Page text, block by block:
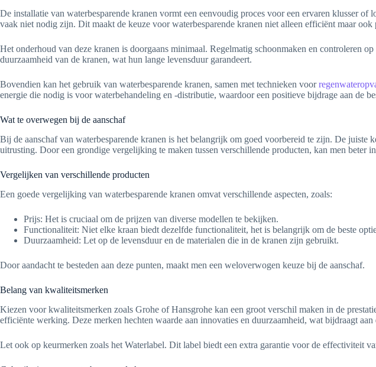
De installatie van waterbesparende kranen vormt een eenvoudig proces voor een ervaren klusser
vaak niet nodig zijn. Dit maakt de keuze voor waterbesparende kranen niet alleen efficiënt maar ook
Het onderhoud van deze kranen is doorgaans minimaal. Regelmatig schoonmaken en controleren
duurzaamheid van de kranen, wat hun lange levensduur garandeert.
Bovendien kan het gebruik van waterbesparende kranen, samen met technieken voor
energie die nodig is voor waterbehandeling en -distributie, waardoor een positieve bijdrage aan de
Wat te overwegen bij de aanschaf
Bij de aanschaf van waterbesparende kranen is het belangrijk om goed voorbereid te zijn. De
uitrusting. Door een grondige vergelijking te maken tussen verschillende producten, kan men beter
Vergelijken van verschillende producten
Een goede vergelijking van waterbesparende kranen omvat verschillende aspecten, zoals:
Prijs: Het is cruciaal om de prijzen van diverse modellen te bekijken.
Functionaliteit: Niet elke kraan biedt dezelfde functionaliteit, het is belangrijk om de beste
Duurzaamheid: Let op de levensduur en de materialen die in de kranen zijn gebruikt.
Door aandacht te besteden aan deze punten, maakt men een weloverwogen keuze bij de aanschaf.
Belang van kwaliteitsmerken
Kiezen voor kwaliteitsmerken zoals Grohe of Hansgrohe kan een groot verschil maken in de
efficiënte werking. Deze merken hechten waarde aan innovaties en duurzaamheid, wat bijdraagt aan
Let ook op keurmerken zoals het Waterlabel. Dit label biedt een extra garantie voor de effectiviteit